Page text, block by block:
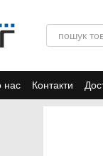
нас Контакти